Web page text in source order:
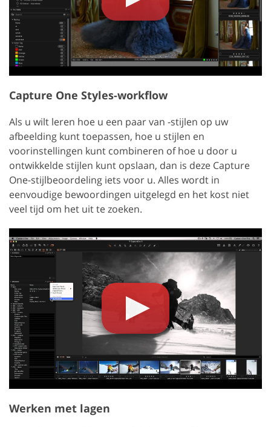
Capture One Styles-workflow
Als u wilt leren hoe u een paar van -stijlen op uw
afbeelding kunt toepassen, hoe u stijlen en
voorinstellingen kunt combineren of hoe u door u
ontwikkelde stijlen kunt opslaan, dan is deze Capture
One-stijlbeoordeling iets voor u. Alles wordt in
eenvoudige bewoordingen uitgelegd en het kost niet
veel tijd om het uit te zoeken.
Werken met lagen